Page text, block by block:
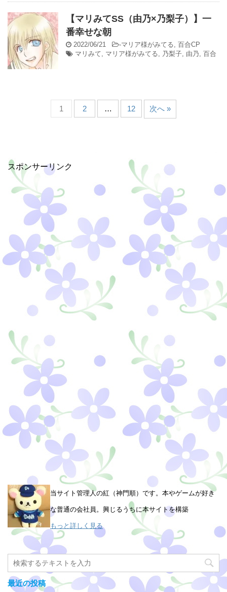
【マリみてSS（由乃×乃梨子）】一
番幸せな朝
2022/06/21 -マリア様がみてる 百合CP
マリみて
マリア様がみてる 乃梨子 由乃 百合
1 2 … 12 次へ »
スポンサーリンク
当サイト管理人の紅（神門順）です。本やゲームが好き
な普通の会社員。興じるうちに本サイトを構築
もっと詳しく見る
最近の投稿